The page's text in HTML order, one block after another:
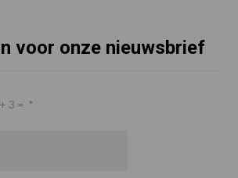
voor onze nieuwsbrief
3 = *